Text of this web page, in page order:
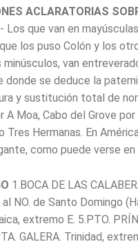
ACLARATORIAS
Los que van en
los puso Colón y los
van
donde se deduce la
y sustitución total de
A Moa, Cabo del Grove
Tres Hermanas. En
como puede verse en
1.BOCA DE LAS
NO. de Santo Domingo
extremo E. 5.PTO.
GALERA. Trinidad,